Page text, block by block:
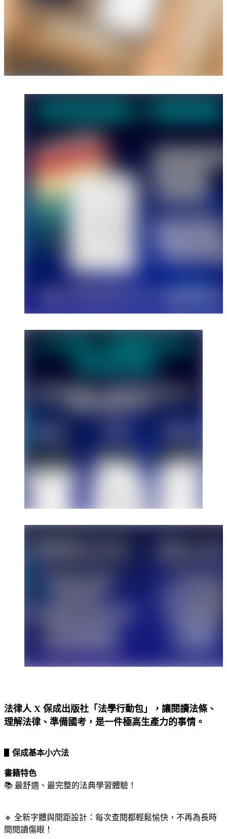
法律人 X 保成出版社「 法學行動包」，讓閱讀法條、
理解法律、準備國考，是一件極高生產力的事情。
保成基本小六法
書籍特色
📚 最舒適、最完整的法典學習體驗！
🔹 全新字體與間距設計：每次查閱都輕鬆愉快，不再為長時
間閱讀傷眼！